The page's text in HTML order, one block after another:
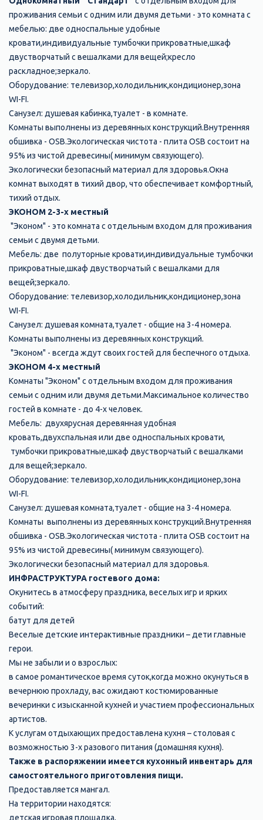
проживания семьи с одним или двумя детьми - это комната с
мебелью: две односпальные удобные
кровати,индивидуальные тумбочки прикроватные,шкаф
двустворчатый с вешалками для вещей;кресло
раскладное;зеркало.
Оборудование: телевизор,холодильник,кондиционер,зона
WI-FI.
Санузел: душевая кабинка,туалет - в комнате.
Комнаты выполнены из деревянных конструкций.Внутренняя
обшивка - ОSB.Экологическая чистота - плита ОSB состоит на
95% из чистой древесины( минимум связующего).
Экологически безопасный материал для здоровья.Окна
комнат выходят в тихий двор, что обеспечивает комфортный,
тихий отдых.
ЭКОНОМ 2-3-х местный
"Эконом" - это комната с отдельным входом для проживания
семьи с двумя детьми.
Мебель: две полуторные кровати,индивидуальные тумбочки
прикроватные,шкаф двустворчатый с вешалками для
вещей;зеркало.
Оборудование: телевизор,холодильник,кондиционер,зона
WI-FI.
Санузел: душевая комната,туалет - общие на 3-4 номера.
Комнаты выполнены из деревянных конструкций.
"Эконом" - всегда ждут своих гостей для беспечного отдыха.
ЭКОНОМ 4-х местный
Комнаты "Эконом" с отдельным входом для проживания
семьи с одним или двумя детьми.Максимальное количество
гостей в комнате - до 4-х человек.
Мебель: двухярусная деревянная удобная
кровать,двухспальная или две односпальных кровати,
тумбочки прикроватные,шкаф двустворчатый с вешалками
для вещей;зеркало.
Оборудование: телевизор,холодильник,кондиционер,зона
WI-FI.
Санузел: душевая комната,туалет - общие на 3-4 номера.
Комнаты выполнены из деревянных конструкций.Внутренняя
обшивка - ОSB.Экологическая чистота - плита ОSB состоит на
95% из чистой древесины( минимум связующего).
Экологически безопасный материал для здоровья.
ИНФРАСТРУКТУРА гостевого дома:
Окунитесь в атмосферу праздника, веселых игр и ярких
событий:
батут для детей
Веселые детские интерактивные праздники – дети главные
герои.
Мы не забыли и о взрослых:
в самое романтическое время суток,когда можно окунуться в
вечернюю прохладу, вас ожидают костюмированные
вечеринки с изысканной кухней и участием профессиональных
артистов.
К услугам отдыхающих предоставлена кухня – столовая с
возможностью 3-х разового питания (домашняя кухня).
Также в распоряжении имеется кухонный инвентарь для
самостоятельного приготовления пищи.
Предоставляется мангал.
На территории находятся:
детская игровая площадка,